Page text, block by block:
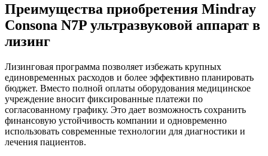
Преимущества приобретения Mindray
Consona N7P ультразвуковой аппарат в
лизинг
Лизинговая программа позволяет избежать крупных
единовременных расходов и более эффективно планировать
бюджет. Вместо полной оплаты оборудования медицинское
учреждение вносит фиксированные платежи по
согласованному графику. Это дает возможность сохранить
финансовую устойчивость компании и одновременно
использовать современные технологии для диагностики и
лечения пациентов.